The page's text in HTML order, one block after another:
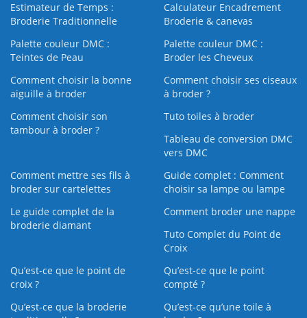
Estimateur de Temps :
Broderie Traditionnelle
Calculateur Encadrement
Broderie & canevas
Palette couleur DMC :
Teintes de Peau
Palette couleur DMC :
Broder les Cheveux
Comment choisir la bonne
aiguille à broder
Comment choisir ses ciseaux
à broder ?
Comment choisir son
tambour à broder ?
Tuto toiles à broder
Tableau de conversion DMC
vers DMC
Comment mettre ses fils à
broder sur cartelettes
Guide complet : Comment
choisir sa lampe ou lampe
Le guide complet de la
broderie diamant
Comment broder une nappe
Tuto Complet du Point de
Croix
Qu’est-ce que le point de
croix ?
Qu’est-ce que le point
compté ?
Qu’est-ce que la broderie
Qu’est‑ce qu’une toile à